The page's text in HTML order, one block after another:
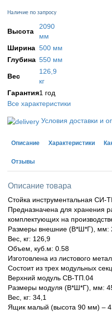
Наличие по запросу
Высота
2090
мм
Ширина 500 мм
Глубина 550 мм
Вес
126,9
кг
Гарантия1 год
Все характеристики
Условия доставки и
Описание Характеристики
Отзывы
Описание товара
Стойка инструментальная CИ-
Предназначена для хранения
комплектующих на
Размеры внешние (В*Ш*Г), мм:
Вес, кг: 126,9
Объем, куб.м: 0.58
Изготовлена из листового
Состоит из трех модульных
Верхний модуль СВ-ТП.04
Размеры модуля (В*Ш*Г), мм:
Вес, кг: 34,1
Ящик малый (высота 90 мм) – 4.